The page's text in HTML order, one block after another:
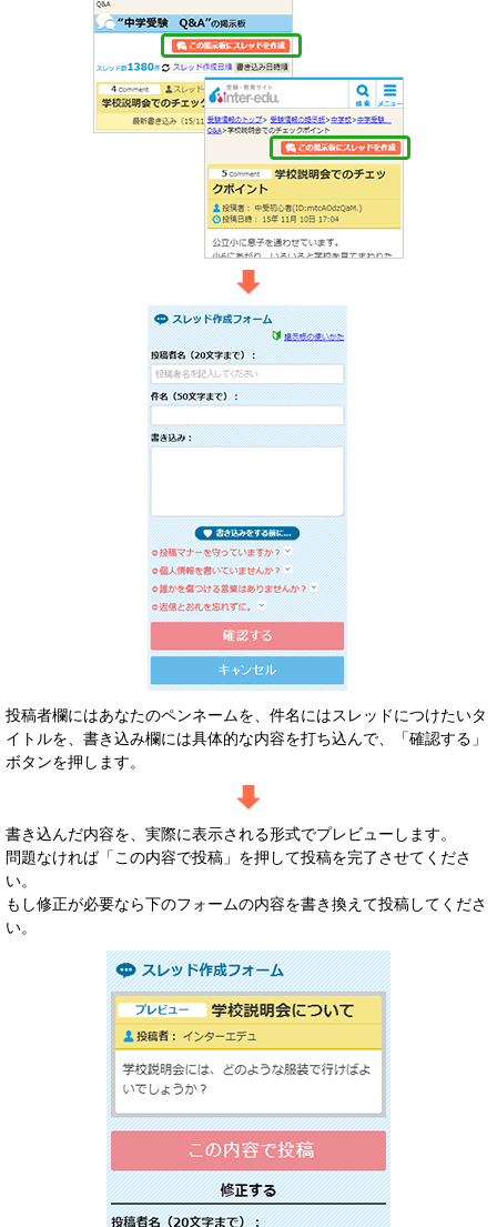
投稿者欄にはあなたのペンネームを、件名にはスレッドにつけたいタ
イトルを、書き込み欄には具体的な内容を打ち込んで、「確認する」
ボタンを押します。
書き込んだ内容を、実際に表示される形式でプレビューします。
問題なければ「この内容で投稿」を押して投稿を完了させてくださ
い。
もし修正が必要なら下のフォームの内容を書き換えて投稿してくださ
い。